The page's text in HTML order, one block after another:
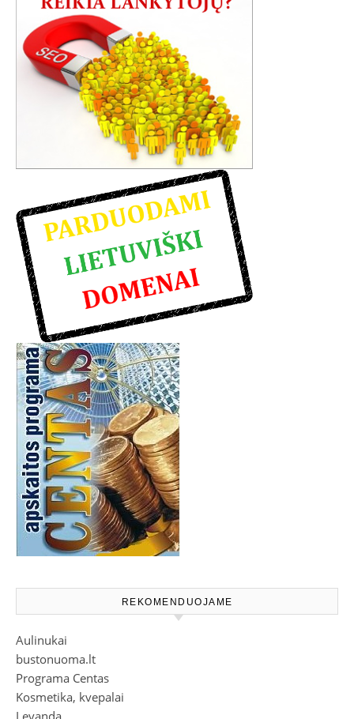
REKOMENDUOJAME
Aulinukai
bustonuoma.lt
Programa Centas
Kosmetika, kvepalai
Levanda